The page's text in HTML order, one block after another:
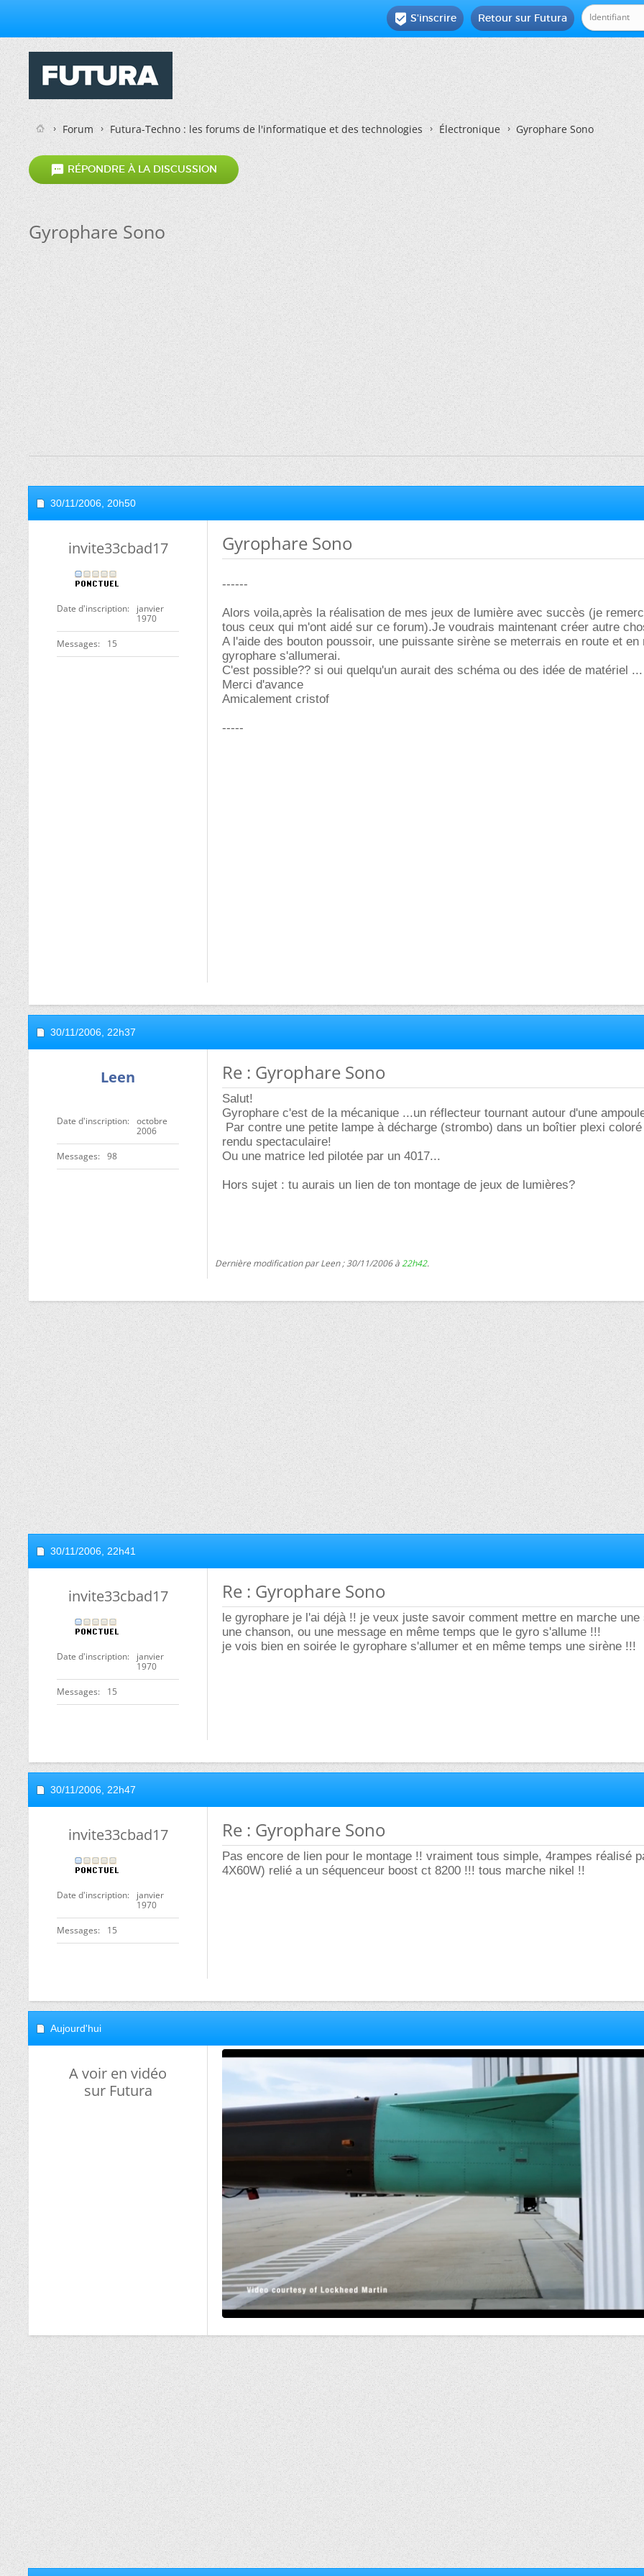
Retour sur Futura
 S'inscrire
Forum Futura-Techno : les forums de l'informatique et des technologies Électronique Gyrophare Sono
 RÉPONDRE À LA DISCUSSION
Gyrophare Sono
30/11/2006, 20h50
invite33cbad17
Date d'inscription
janvier
1970
Messages 15
Gyrophare Sono
------
Alors voila,après la réalisation de mes jeux de lumière avec succès (je
tous ceux qui m'ont aidé sur ce forum).Je voudrais maintenant créer autre
A l'aide des bouton poussoir, une puissante sirène se meterrais en route et en
gyrophare s'allumerai.
C'est possible?? si oui quelqu'un aurait des schéma ou des idée de matériel ...
Merci d'avance
Amicalement cristof
-----
30/11/2006, 22h37
Leen
Date d'inscription
octobre
2006
Messages 98
Re : Gyrophare Sono
Salut!
Gyrophare c'est de la mécanique ...un réflecteur tournant autour d'une
Par contre une petite lampe à décharge (strombo) dans un boîtier plexi
rendu spectaculaire!
Ou une matrice led pilotée par un 4017...
Hors sujet : tu aurais un lien de ton montage de jeux de lumières?
Dernière modification par Leen ; 30/11/2006 à22h42.
30/11/2006, 22h41
invite33cbad17
Date d'inscription
janvier
1970
Messages 15
Re : Gyrophare Sono
le gyrophare je l'ai déjà !! je veux juste savoir comment mettre en marche une
une chanson, ou une message en même temps que le gyro s'allume !!!
je vois bien en soirée le gyrophare s'allumer et en même temps une sirène !!!
30/11/2006, 22h47
invite33cbad17
Date d'inscription
janvier
1970
Messages 15
Re : Gyrophare Sono
Pas encore de lien pour le montage !! vraiment tous simple, 4rampes réalisé
4X60W) relié a un séquenceur boost ct 8200 !!! tous marche nikel !!
Aujourd'hui
A voir en vidéo
sur Futura